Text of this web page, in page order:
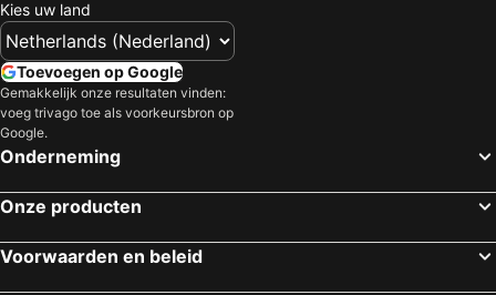
Kies uw land
Toevoegen op Google
Gemakkelijk onze resultaten vinden:
voeg trivago toe als voorkeursbron op
Google.
Onderneming
Onze producten
Voorwaarden en beleid